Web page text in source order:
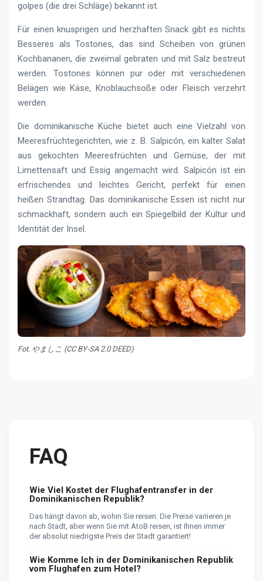
golpes (die drei Schläge) bekannt ist.
Für einen knusprigen und herzhaften Snack gibt es nichts
Besseres als Tostones, das sind Scheiben von grünen
Kochbananen, die zweimal gebraten und mit Salz bestreut
werden. Tostones können pur oder mit verschiedenen
Belägen wie Käse, Knoblauchsoße oder Fleisch verzehrt
werden.
Die dominikanische Küche bietet auch eine Vielzahl von
Meeresfrüchtegerichten, wie z. B. Salpicón, ein kalter Salat
aus gekochten Meeresfrüchten und Gemüse, der mit
Limettensaft und Essig angemacht wird. Salpicón ist ein
erfrischendes und leichtes Gericht, perfekt für einen
heißen Strandtag. Das dominikanische Essen ist nicht nur
schmackhaft, sondern auch ein Spiegelbild der Kultur und
Identität der Insel.
Fot. やましこ (CC BY-SA 2.0 DEED)
FAQ
Wie Viel Kostet der Flughafentransfer in der
Dominikanischen Republik?
Das hängt davon ab, wohin Sie reisen. Die Preise variieren je
nach Stadt, aber wenn Sie mit AtoB reisen, ist Ihnen immer
der absolut niedrigste Preis der Stadt garantiert!
Wie Komme Ich in der Dominikanischen Republik
vom Flughafen zum Hotel?